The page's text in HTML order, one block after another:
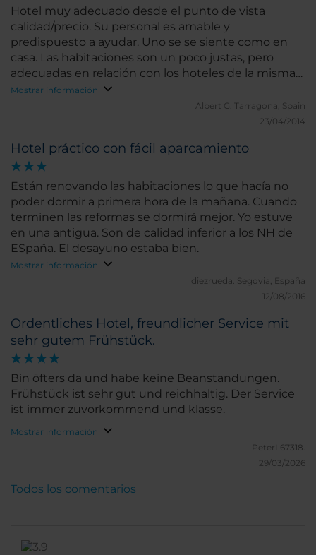
Hotel muy adecuado desde el punto de vista
calidad/precio. Su personal es amable y
predispuesto a ayudar. Uno se se siente como en
casa. Las habitaciones son un poco justas, pero
adecuadas en relación con los hoteles de la misma
categoría en aquella zona.
Mostrar información
Albert G.
Tarragona, Spain
23/04/2014
Hotel práctico con fácil aparcamiento
Están renovando las habitaciones lo que hacía no
poder dormir a primera hora de la mañana. Cuando
terminen las reformas se dormirá mejor. Yo estuve
en una antigua. Son de calidad inferior a los NH de
ESpaña. El desayuno estaba bien.
Mostrar información
diezrueda. Segovia, España
12/08/2016
Ordentliches Hotel, freundlicher Service mit
sehr gutem Frühstück.
Bin öfters da und habe keine Beanstandungen.
Frühstück ist sehr gut und reichhaltig. Der Service
ist immer zuvorkommend und klasse.
Mostrar información
PeterL67318.
29/03/2026
Todos los comentarios